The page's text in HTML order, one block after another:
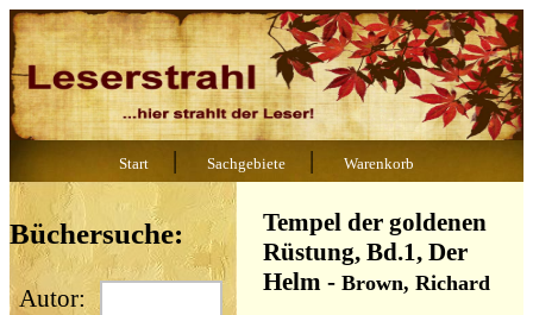
Start | Sachgebiete | Warenkorb
Büchersuche:
Autor:
Tempel der goldenen
Rüstung, Bd.1, Der
Helm -Brown, Richard